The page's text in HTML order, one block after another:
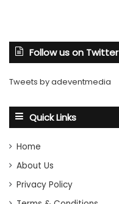
Follow us on Twitter
Tweets by adeventmedia
Quick Links
Home
About Us
Privacy Policy